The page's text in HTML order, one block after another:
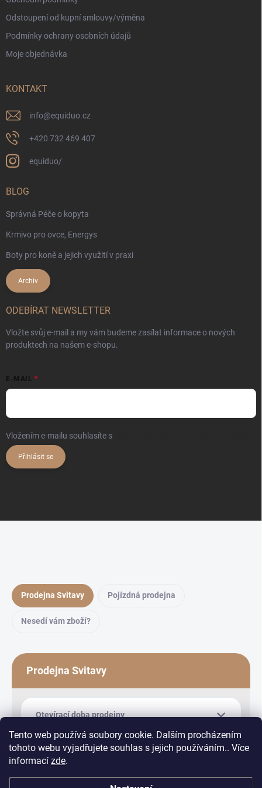
Tento web používá soubory cookie. Dalším procházením
tohoto webu vyjadřujete souhlas s jejich používáním.. Více
informací zde.
Odstoupení od kupní smlouvy/výměna
Podmínky ochrany osobních údajů
Moje objednávka
KONTAKT
info@equiduo.cz
+420 732 469 407
equiduo/
BLOG
Správná Péče o kopyta
Krmivo pro ovce, Energys
Boty pro koně a jejich využití v praxi
Archiv
ODEBÍRAT NEWSLETTER
Vložte svůj e-mail a my vám budeme zasílat informace o nových
produktech na našem e-shopu.
E-MAIL
Vložením e-mailu souhlasíte s
Přihlásit se
Prodejna Svitavy Pojízdná prodejna
Nesedí vám zboží?
Prodejna Svitavy
Otevírací doba prodejny